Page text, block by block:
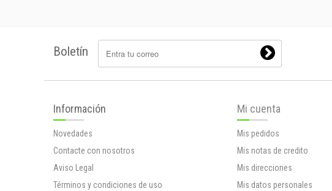
Boletín
Información
Novedades
Contacte con nosotros
Aviso Legal
Términos y condiciones de uso
Mi cuenta
Mis pedidos
Mis notas de credito
Mis direcciones
Mis datos personales